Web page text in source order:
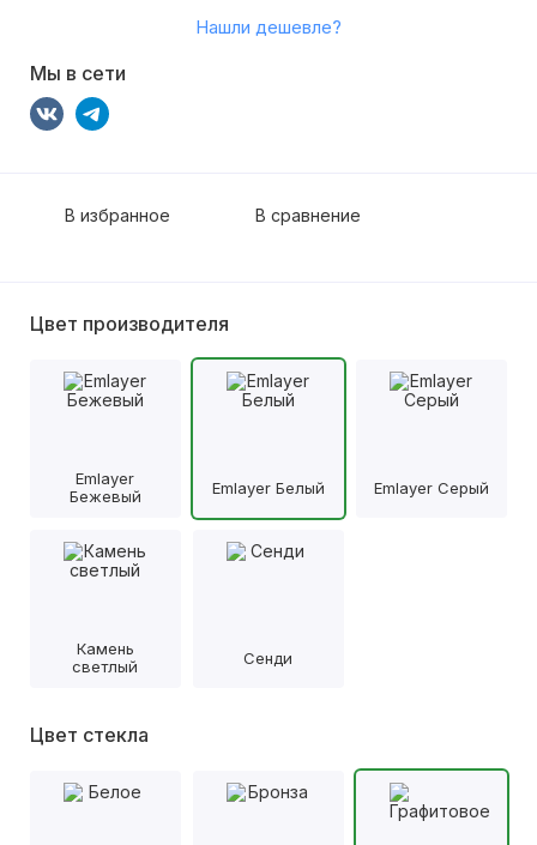
Нашли дешевле?
Мы в сети
В избранное В сравнение
Цвет производителя
Emlayer
Бежевый
Emlayer Белый Emlayer Серый
Камень
светлый
Сенди
Цвет стекла